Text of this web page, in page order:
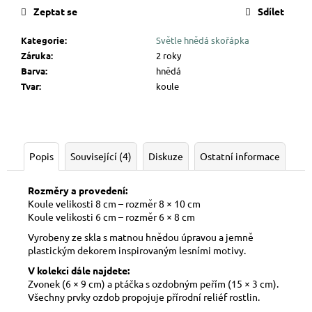
Kategorie:
Světle hnědá skořápka
Záruka:
2 roky
Barva:
hnědá
Tvar: koule
Zeptat se Sdílet
Popis Související (4) Diskuze Ostatní informace
Rozměry a provedení:
Koule velikosti 8 cm – rozměr 8 × 10 cm
Koule velikosti 6 cm – rozměr 6 × 8 cm
Vyrobeny ze skla s matnou hnědou úpravou a jemně
plastickým dekorem inspirovaným lesními motivy.
V kolekci dále najdete:
Zvonek (6 × 9 cm) a ptáčka s ozdobným peřím (15 × 3 cm).
Všechny prvky ozdob propojuje přírodní reliéf rostlin.